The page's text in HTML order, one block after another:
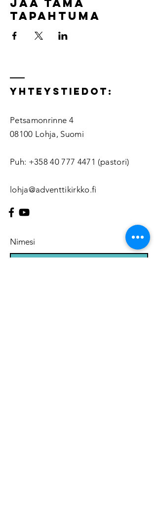
Jaa tämä
tapahtuma
Yhteystiedot:
Petsamonrinne 4
08100 Lohja, Suomi
Puh: +358 40 777 4471 (pastori)
lohja@adventtikirkko.fi
Nimesi